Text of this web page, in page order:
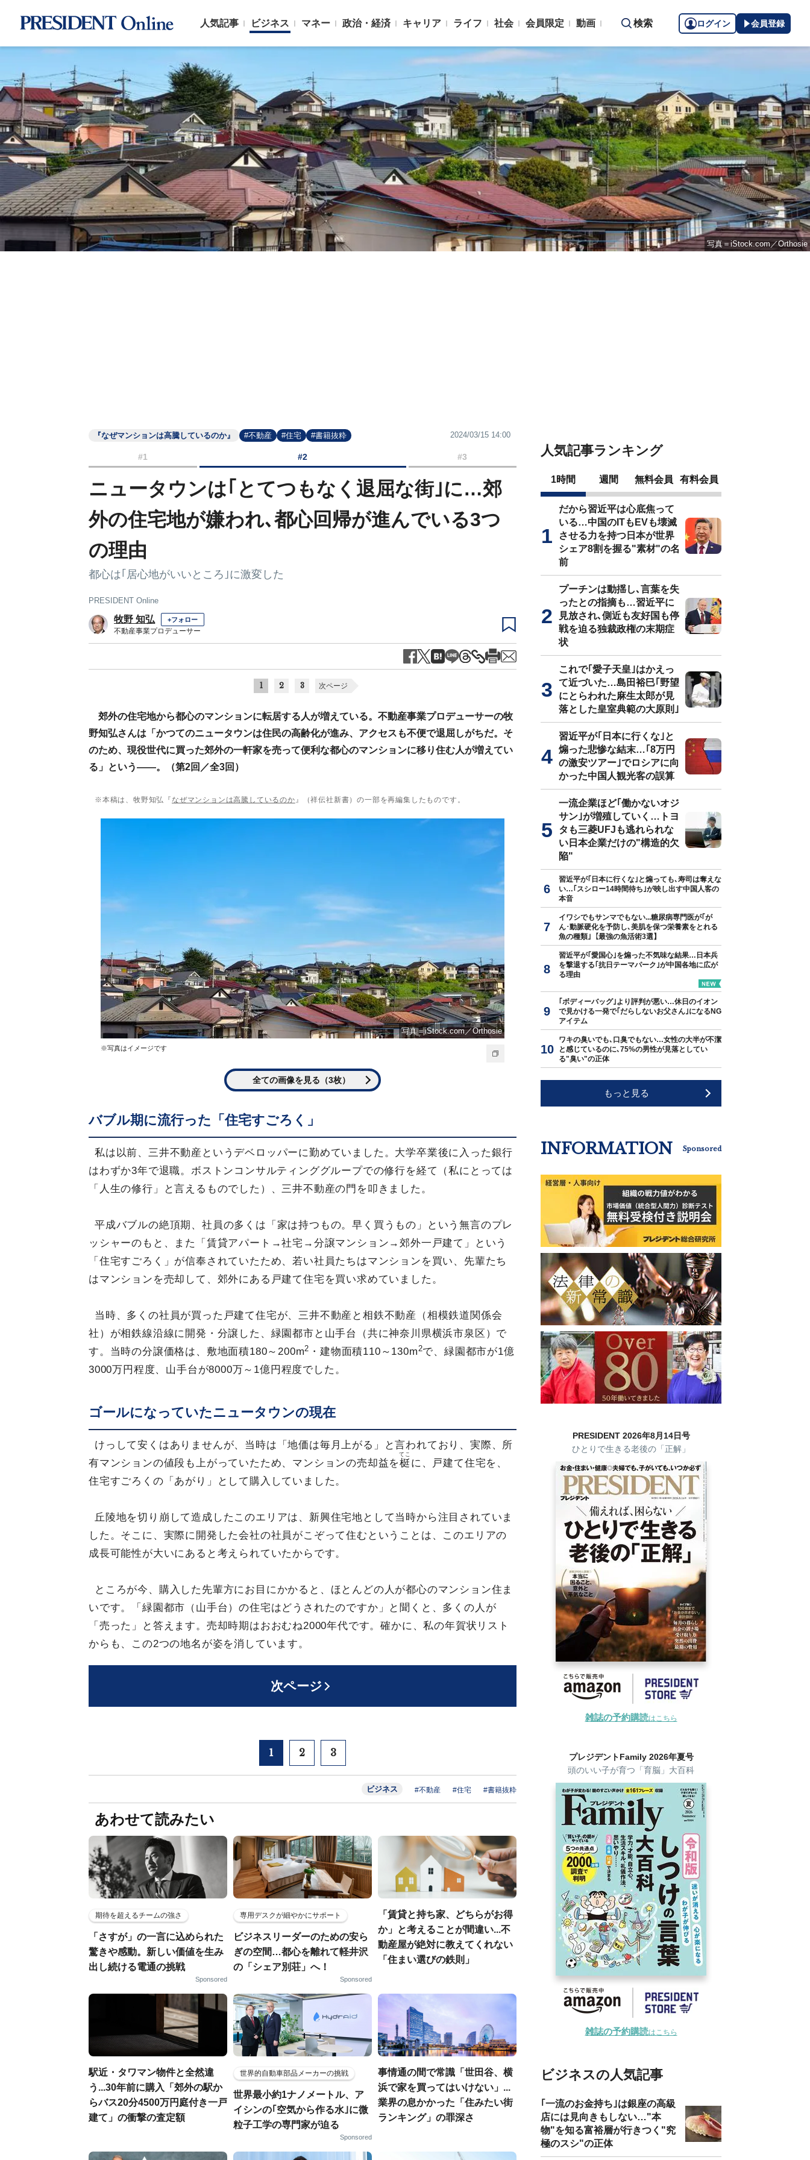
人気記事 ビジネス マネー 政治・経済 キャリア ライフ 社会 会員限定 動画 検索 ログイン 会員登録
写真＝iStock.com／Orthosie
『なぜマンションは高騰しているのか』 #不動産 #住宅 #書籍抜粋 2024/03/15 14:00
#1 #2 #3
ニュータウンは｢とてつもなく退屈な街｣に…郊
外の住宅地が嫌われ､都心回帰が進んでいる3つ
の理由
都心は｢居心地がいいところ｣に激変した
PRESIDENT Online
牧野 知弘 +フォロー
不動産事業プロデューサー
1 2 3 次ページ
郊外の住宅地から都心のマンションに転居する人が増えている。不動産事業プロデューサーの牧
野知弘さんは「かつてのニュータウンは住民の高齢化が進み、アクセスも不便で退屈しがちだ。そ
のため、現役世代に買った郊外の一軒家を売って便利な都心のマンションに移り住む人が増えてい
る」という――。（第2回／全3回）
※本稿は、牧野知弘『 なぜマンションは高騰しているのか 』（祥伝社新書）の一部を再編集したものです。
写真＝iStock.com／Orthosie
※写真はイメージです
全ての画像を見る（3枚）
バブル期に流行った「住宅すごろく」
私は以前、三井不動産というデベロッパーに勤めていました。大学卒業後に入った銀行
はわずか3年で退職。ボストンコンサルティンググループでの修行を経て（私にとっては
「人生の修行」と言えるものでした）、三井不動産の門を叩きました。
平成バブルの絶頂期、社員の多くは「家は持つもの。早く買うもの」という無言のプレ
ッシャーのもと、また「賃貸アパート→社宅→分譲マンション→郊外一戸建て」という
「住宅すごろく」が信奉されていたため、若い社員たちはマンションを買い、先輩たち
はマンションを売却して、郊外にある戸建て住宅を買い求めていました。
当時、多くの社員が買った戸建て住宅が、三井不動産と相鉄不動産（相模鉄道関係会
社）が相鉄線沿線に開発・分譲した、緑園都市と山手台（共に神奈川県横浜市泉区）で
す。当時の分譲価格は、敷地面積180～200m2 ・建物面積110～130m 2で、緑園都市が1億
3000万円程度、山手台が8000万～1億円程度でした。
ゴールになっていたニュータウンの現在
けっして安くはありませんが、当時は「地価は毎月上がる」と言われており、実際、所
有マンションの値段も上がっていたため、マンションの売却益を梃
てこ
に、戸建て住宅を、
住宅すごろくの「あがり」として購入していました。
丘陵地を切り崩して造成したこのエリアは、新興住宅地として当時から注目されていま
した。そこに、実際に開発した会社の社員がこぞって住むということは、このエリアの
成長可能性が大いにあると考えられていたからです。
ところが今、購入した先輩方にお目にかかると、ほとんどの人が都心のマンション住ま
いです。「緑園都市（山手台）の住宅はどうされたのですか」と聞くと、多くの人が
「売った」と答えます。売却時期はおおむね2000年代です。確かに、私の年賀状リスト
からも、この2つの地名が姿を消しています。
次ページ
1 2 3
ビジネス #不動産 #住宅 #書籍抜粋
あわせて読みたい
期待を超えるチームの強さ
「さすが」の一言に込められた
驚きや感動。新しい価値を生み
出し続ける電通の挑戦
Sponsored
専用デスクが細やかにサポート
ビジネスリーダーのための安ら
ぎの空間…都心を離れて軽井沢
の「シェア別荘」へ！
Sponsored
「賃貸と持ち家、どちらがお得
か」と考えることが間違い...不
動産屋が絶対に教えてくれない
「住まい選びの鉄則」
駅近・タワマン物件と全然違
う...30年前に購入「郊外の駅か
らバス20分4500万円庭付き一戸
建て」の衝撃の査定額
世界的自動車部品メーカーの挑戦
世界最小約1ナノメートル、ア
イシンの｢空気から作る水｣に微
粒子工学の専門家が迫る
Sponsored
事情通の間で常識「世田谷、横
浜で家を買ってはいけない」...
業界の息かかった「住みたい街
ランキング」の罪深さ
人気記事ランキング
1時間 週間 無料会員 有料会員
だから習近平は心底焦って
いる…中国のITもEVも壊滅
させる力を持つ日本が世界
シェア8割を握る"素材"の名
前
プーチンは動揺し､言葉を失
ったとの指摘も…習近平に
見放され､側近も友好国も停
戦を迫る独裁政権の末期症
状
これで｢愛子天皇｣はかえっ
て近づいた…島田裕巳｢野望
にとらわれた麻生太郎が見
落とした皇室典範の大原則｣
習近平が｢日本に行くな｣と
煽った悲惨な結末…｢8万円
の激安ツアー｣でロシアに向
かった中国人観光客の誤算
一流企業ほど｢働かないオジ
サン｣が増殖していく…トヨ
タも三菱UFJも逃れられな
い日本企業だけの"構造的欠
陥"
習近平が｢日本に行くな｣と煽っても､寿司は奪えな
い…｢スシロー14時間待ち｣が映し出す中国人客の
本音
イワシでもサンマでもない...糖尿病専門医が｢が
ん･動脈硬化を予防し､美肌を保つ栄養素をとれる
魚の種類｣【最強の魚活術3選】
習近平が｢愛国心｣を煽った不気味な結果…日本兵
を撃退する｢抗日テーマパーク｣が中国各地に広が
る理由
｢ボディーバッグ｣より評判が悪い…休日のイオン
で見かける一発で｢だらしないお父さん｣になるNG
アイテム
ワキの臭いでも､口臭でもない…女性の大半が不潔
と感じているのに､75%の男性が見落としてい
る"臭い"の正体
もっと見る
INFORMATION Sponsored
PRESIDENT 2026年8月14日号
ひとりで生きる老後の「正解」
雑誌の予約購読はこちら
プレジデントFamily 2026年夏号
頭のいい子が育つ「育脳」大百科
雑誌の予約購読はこちら
ビジネスの人気記事
｢一流のお金持ち｣は銀座の高級
店には見向きもしない…"本
物"を知る富裕層が行きつく"究
極のスシ"の正体